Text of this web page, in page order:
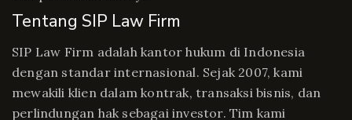
Tentang SIP Law Firm
SIP Law Firm adalah kantor hukum di Indonesia
dengan standar internasional. Sejak 2007, kami
mewakili klien dalam kontrak, transaksi bisnis, dan
perlindungan hak sebagai investor. Tim kami